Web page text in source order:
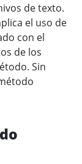
de texto.
el uso de
con el
de los
Sin